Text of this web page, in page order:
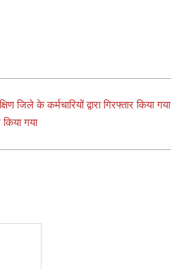
के कर्मचारियों द्वारा गिरफ्तार किया गया
किया गया